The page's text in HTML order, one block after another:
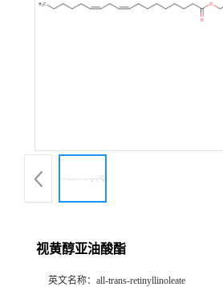
视黄醇亚油酸酯
英文名称： all-trans-retinyllinoleate